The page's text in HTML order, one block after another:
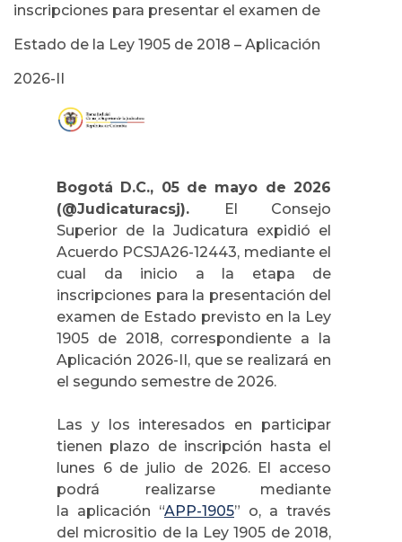
inscripciones para presentar el examen de
Estado de la Ley 1905 de 2018 – Aplicación
2026-II
Bogotá D.C., 05 de mayo de 2026
(@Judicaturacsj).
El Consejo
Superior de la Judicatura expidió el
Acuerdo PCSJA26-12443, mediante el
cual da inicio a la etapa de
inscripciones para la presentación del
examen de Estado previsto en la Ley
1905 de 2018, correspondiente a la
Aplicación 2026-II, que se realizará en
el segundo semestre de 2026.
Las y los interesados en participar
tienen plazo de inscripción hasta el
lunes 6 de julio de 2026. El acceso
podrá realizarse mediante
la aplicación “APP-1905” o, a través
del micrositio de la Ley 1905 de 2018,